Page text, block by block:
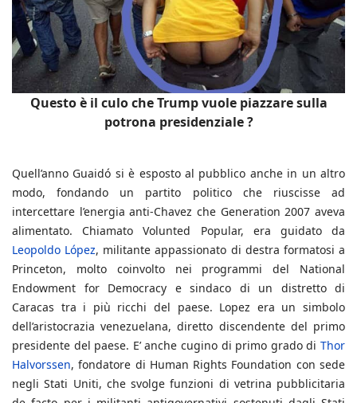
Questo è il culo che Trump vuole piazzare sulla
potrona presidenziale ?
Quell’anno Guaidó si è esposto al pubblico anche in un altro
modo, fondando un partito politico che riuscisse ad
intercettare l’energia anti-Chavez che Generation 2007 aveva
alimentato. Chiamato Volunted Popular, era guidato da
Leopoldo López, militante appassionato di destra formatosi a
Princeton, molto coinvolto nei programmi del National
Endowment for Democracy e sindaco di un distretto di
Caracas tra i più ricchi del paese. Lopez era un simbolo
dell’aristocrazia venezuelana, diretto discendente del primo
presidente del paese. E’ anche cugino di primo grado di Thor
Halvorssen, fondatore di Human Rights Foundation con sede
negli Stati Uniti, che svolge funzioni di vetrina pubblicitaria